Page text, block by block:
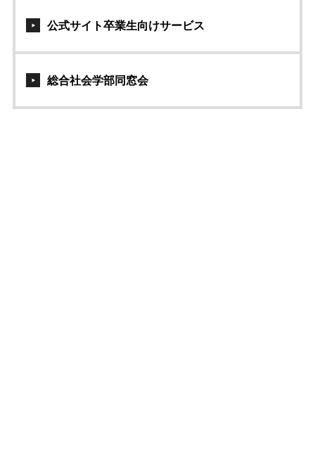
公式サイト卒業生向けサービス
総合社会学部同窓会